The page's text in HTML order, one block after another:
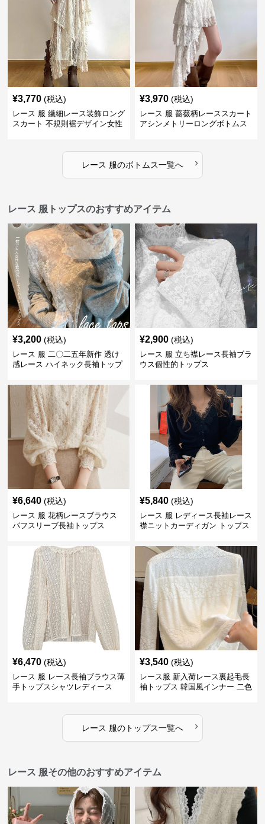
¥3,770 (税込)
レース 服 繊細レース装飾ロング
スカート 不規則裾デザイン女性
¥3,970 (税込)
レース 服 薔薇柄レーススカート
アシンメトリーロングボトムス
レース 服のボトムス一覧へ ›
レース 服トップスのおすすめアイテム
¥3,200 (税込)
レース 服 二〇二五年新作 透け
感レース ハイネック長袖トップ
¥2,900 (税込)
レース 服 立ち襟レース長袖ブラ
ウス個性的トップス
¥6,640 (税込)
レース 服 花柄レースブラウス
パフスリーブ長袖トップス
¥5,840 (税込)
レース 服 レディース長袖レース
襟ニットカーディガン トップス
¥6,470 (税込)
レース 服 レース長袖ブラウス薄
手トップスシャツレディース
¥3,540 (税込)
レース服 新入荷レース裏起毛長
袖トップス 韓国風インナー 二色
レース 服のトップス一覧へ ›
レース 服その他のおすすめアイテム